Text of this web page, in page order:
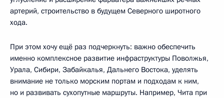
артерий, строительство в будущем Северного широтного
хода.
При этом хочу ещё раз подчеркнуть: важно обеспечить
именно комплексное развитие инфраструктуры Поволжья,
Урала, Сибири, Забайкалья, Дальнего Востока, уделять
внимание не только морским портам и подходам к ним,
но и развивать сухопутные маршруты. Например, Чита при